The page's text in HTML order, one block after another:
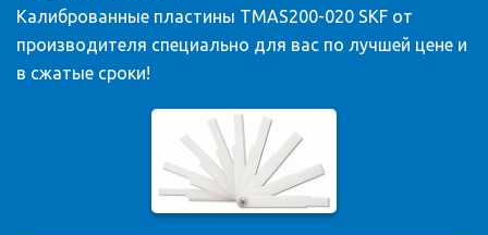
Калиброванные пластины TMAS200-020 SKF от
производителя специально для вас по лучшей цене и
в сжатые сроки!